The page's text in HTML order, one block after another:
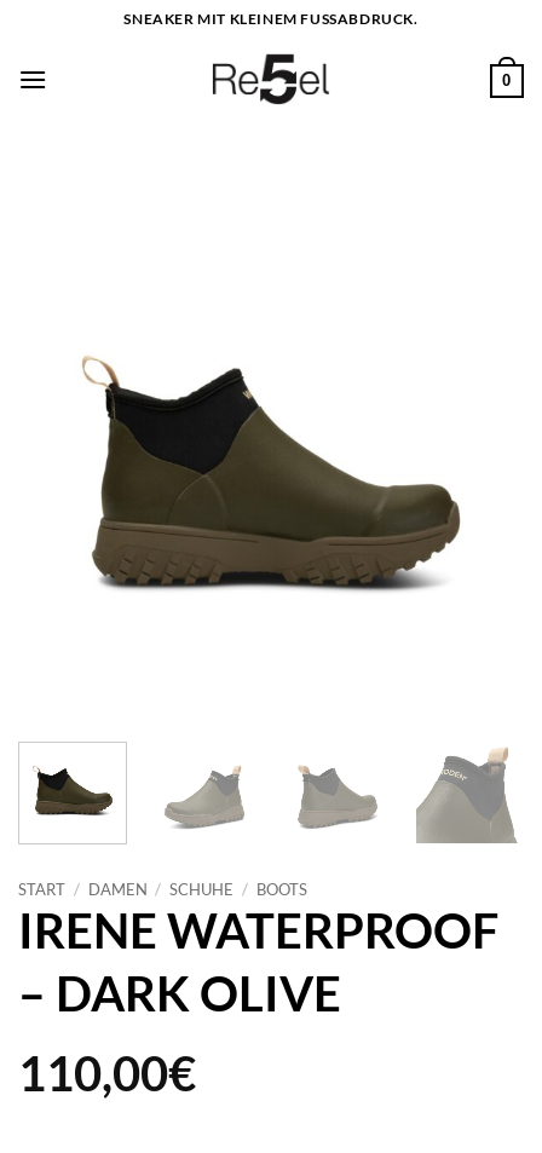
springen
SNEAKER MIT KLEINEM FUSSABDRUCK.
0
START / DAMEN / SCHUHE / BOOTS
IRENE WATERPROOF
– DARK OLIVE
110,00€